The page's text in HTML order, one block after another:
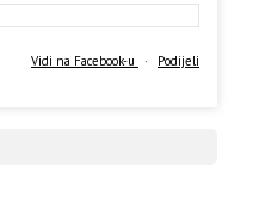
Vidi na Facebook-u · Podijeli